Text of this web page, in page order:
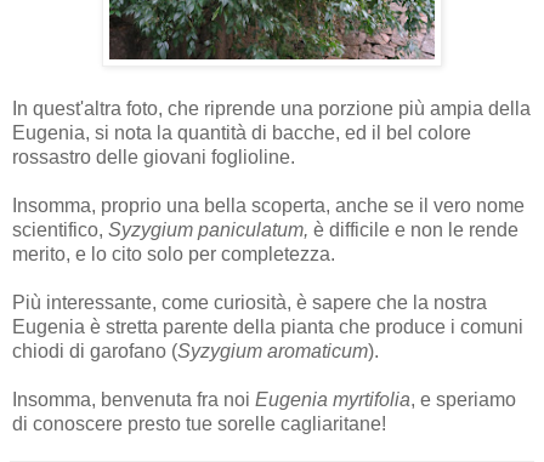
In quest'altra foto, che riprende una porzione più ampia della
Eugenia, si nota la quantità di bacche, ed il bel colore
rossastro delle giovani foglioline.
Insomma, proprio una bella scoperta, anche se il vero nome
scientifico, Syzygium paniculatum, è difficile e non le rende
merito, e lo cito solo per completezza.
Più interessante, come curiosità, è sapere che la nostra
Eugenia è stretta parente della pianta che produce i comuni
chiodi di garofano (Syzygium aromaticum).
Insomma, benvenuta fra noi Eugenia myrtifolia, e speriamo
di conoscere presto tue sorelle cagliaritane!